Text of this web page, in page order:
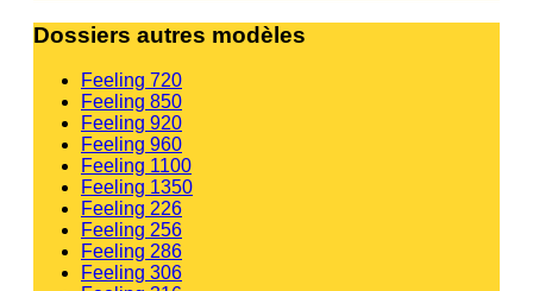
Dossiers autres modèles
Feeling 720
Feeling 850
Feeling 920
Feeling 960
Feeling 1100
Feeling 1350
Feeling 226
Feeling 256
Feeling 286
Feeling 306